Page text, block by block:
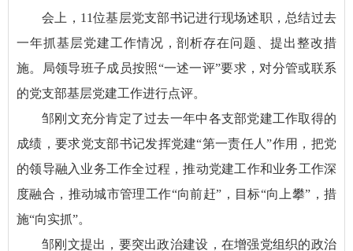
会上，11位基层党支部书记进行现场述职，总结过去
一年抓基层党建工作情况，剖析存在问题、提出整改措
施。局领导班子成员按照“一述一评”要求，对分管或联系
的党支部基层党建工作进行点评。
邹刚文充分肯定了过去一年中各支部党建工作取得的
成绩，要求党支部书记发挥党建“第一责任人”作用，把党
的领导融入业务工作全过程，推动党建工作和业务工作深
度融合，推动城市管理工作“向前赶”，目标“向上攀”，措
施“向实抓”。
邹刚文提出，要突出政治建设，在增强党组织的政治